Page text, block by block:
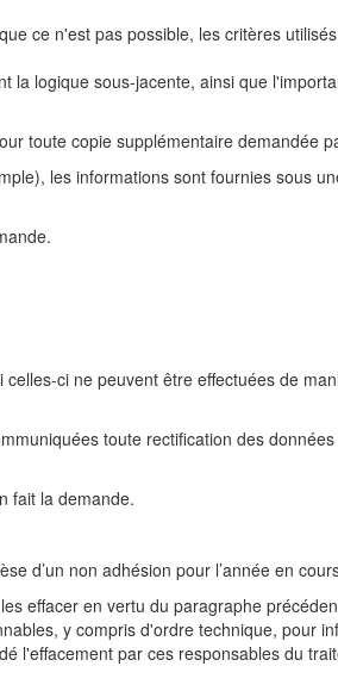
ce n'est pas possible, les critères
la logique sous-jacente, ainsi que
toute copie supplémentaire demandée
les informations sont fournies sous
ci ne peuvent être effectuées de
toute rectification des
fait la demande.
d’un non adhésion pour l’année en
effacer en vertu du paragraphe
y compris d'ordre technique, pour
l'effacement par ces responsables du